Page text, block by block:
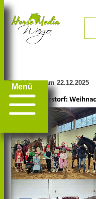
Erschienen am 22.12.2025
Menü